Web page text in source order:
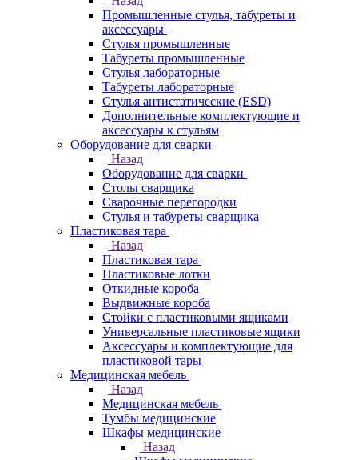
Промышленные стулья, табуреты и
аксессуары
Стулья промышленные
Табуреты промышленные
Стулья лабораторные
Табуреты лабораторные
Стулья антистатические (ESD)
Дополнительные комплектующие и
аксессуары к стульям
Оборудование для сварки
Назад
Оборудование для сварки
Столы сварщика
Сварочные перегородки
Стулья и табуреты сварщика
Пластиковая тара
Назад
Пластиковая тара
Пластиковые лотки
Откидные короба
Выдвижные короба
Стойки с пластиковыми ящиками
Универсальные пластиковые ящики
Аксессуары и комплектующие для
пластиковой тары
Медицинская мебель
Назад
Медицинская мебель
Тумбы медицинские
Шкафы медицинские
Назад